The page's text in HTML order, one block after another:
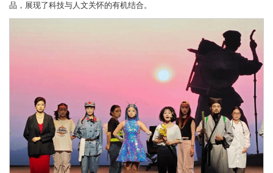
品，展现了科技与人文关怀的有机结合。